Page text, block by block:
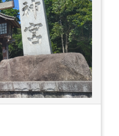
ら是非とも召し上が
っていないようなの
要相談で